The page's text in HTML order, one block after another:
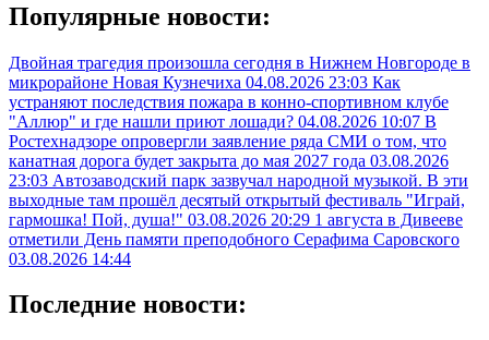
Популярные новости:
Двойная трагедия произошла сегодня в Нижнем Новгороде в
микрорайоне Новая Кузнечиха 04.08.2026 23:03 Как
устраняют последствия пожара в конно-спортивном клубе
"Аллюр" и где нашли приют лошади? 04.08.2026 10:07 В
Ростехнадзоре опровергли заявление ряда СМИ о том, что
канатная дорога будет закрыта до мая 2027 года 03.08.2026
23:03 Автозаводский парк зазвучал народной музыкой. В эти
выходные там прошёл десятый открытый фестиваль "Играй,
гармошка! Пой, душа!" 03.08.2026 20:29 1 августа в Дивееве
отметили День памяти преподобного Серафима Саровского
03.08.2026 14:44
Последние новости: